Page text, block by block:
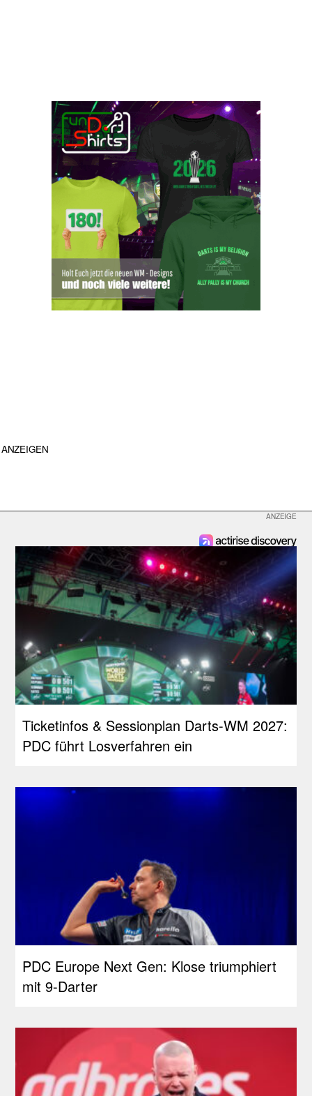
ANZEIGEN
Ticketinfos & Sessionplan Darts-WM 2027:
PDC führt Losverfahren ein
PDC Europe Next Gen: Klose triumphiert
mit 9-Darter